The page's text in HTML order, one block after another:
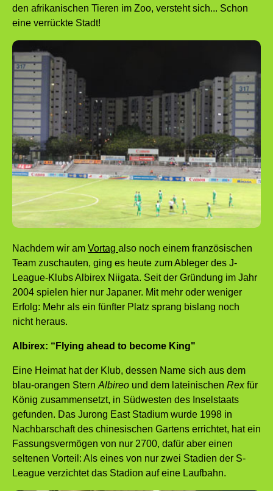
den afrikanischen Tieren im Zoo, versteht sich... Schon
eine verrückte Stadt!
Nachdem wir am Vortag also noch einem französischen
Team zuschauten, ging es heute zum Ableger des J-
League-Klubs Albirex Niigata. Seit der Gründung im Jahr
2004 spielen hier nur Japaner. Mit mehr oder weniger
Erfolg: Mehr als ein fünfter Platz sprang bislang noch
nicht heraus.
Albirex: “Flying ahead to become King"
Eine Heimat hat der Klub, dessen Name sich aus dem
blau-orangen Stern Albireo und dem lateinischen Rexfür
König zusammensetzt, in Südwesten des Inselstaats
gefunden. Das Jurong East Stadium wurde 1998 in
Nachbarschaft des chinesischen Gartens errichtet, hat ein
Fassungsvermögen von nur 2700, dafür aber einen
seltenen Vorteil: Als eines von nur zwei Stadien der S-
League verzichtet das Stadion auf eine Laufbahn.